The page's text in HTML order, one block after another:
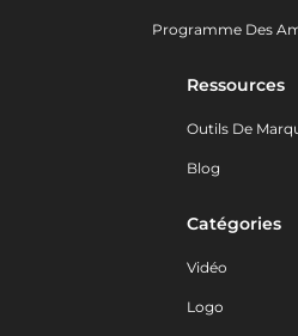
Programme Des
Ressources
Outils De
Blog
Catégories
Vidéo
Logo